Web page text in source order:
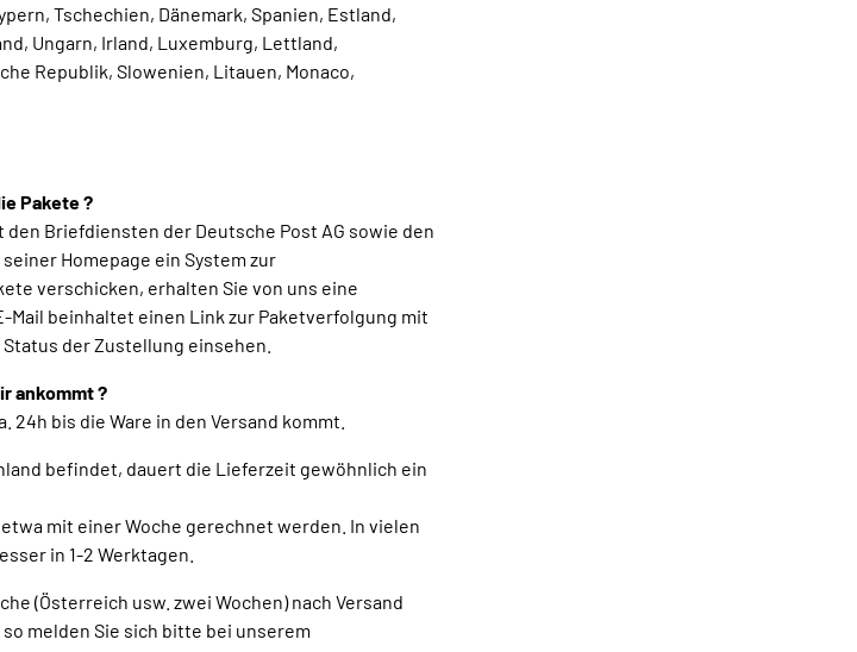
Tschechien, Dänemark, Spanien, Estland,
Ungarn, Irland, Luxemburg, Lettland,
Republik, Slowenien, Litauen, Monaco,
Pakete ?
Briefdiensten der Deutsche Post AG sowie den
Homepage ein System zur
verschicken, erhalten Sie von uns eine
Mail beinhaltet einen Link zur Paketverfolgung mit
der Zustellung einsehen.
ankommt ?
bis die Ware in den Versand kommt.
befindet, dauert die Lieferzeit gewöhnlich ein
mit einer Woche gerechnet werden. In vielen
in 1-2 Werktagen.
(Österreich usw. zwei Wochen) nach Versand
melden Sie sich bitte bei unserem